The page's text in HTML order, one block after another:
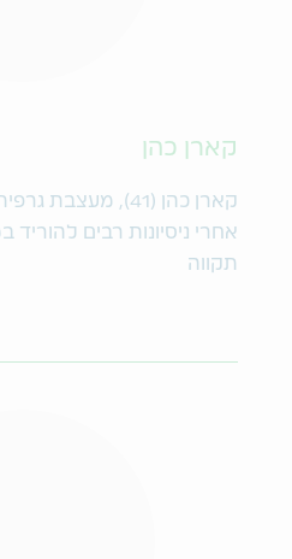
קארן כהן
קארן כהן (41),
אחרי ניסיונות רבים
תקווה